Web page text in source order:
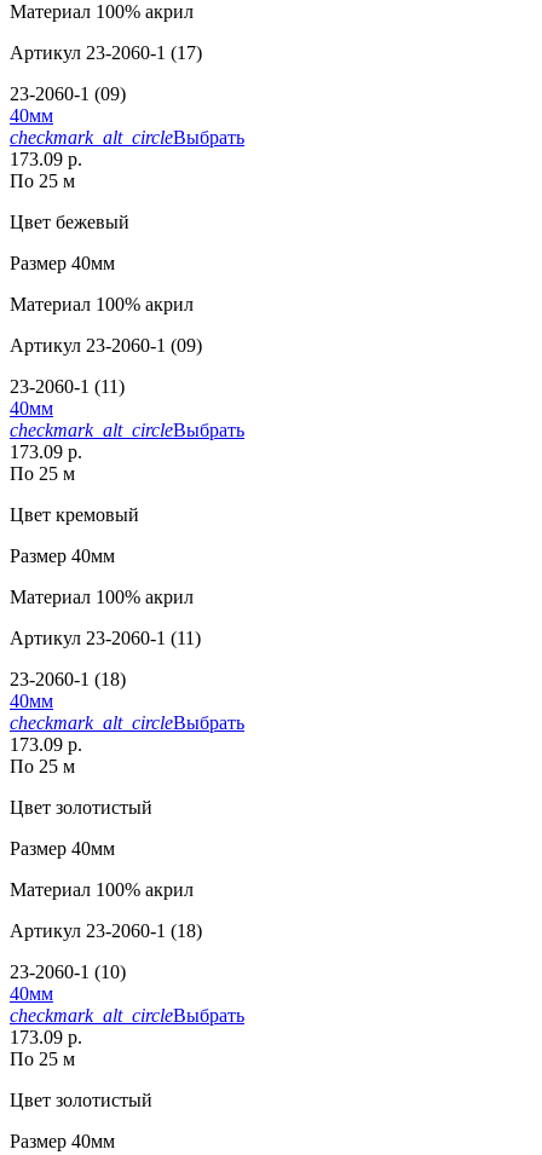
Материал 100% акрил
Артикул 23-2060-1 (17)
23-2060-1 (09)
40мм
checkmark_alt_circleВыбрать
173.09 р.
По 25 м
Цвет бежевый
Размер 40мм
Материал 100% акрил
Артикул 23-2060-1 (09)
23-2060-1 (11)
40мм
checkmark_alt_circleВыбрать
173.09 р.
По 25 м
Цвет кремовый
Размер 40мм
Материал 100% акрил
Артикул 23-2060-1 (11)
23-2060-1 (18)
40мм
checkmark_alt_circleВыбрать
173.09 р.
По 25 м
Цвет золотистый
Размер 40мм
Материал 100% акрил
Артикул 23-2060-1 (18)
23-2060-1 (10)
40мм
checkmark_alt_circleВыбрать
173.09 р.
По 25 м
Цвет золотистый
Размер 40мм